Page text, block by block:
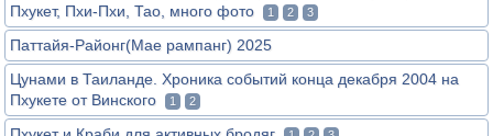
Пхукет, Пхи-Пхи, Тао, много фото
1 2 3
Паттайя-Районг(Мае рампанг) 2025
Цунами в Таиланде. Хроника событий конца декабря 2004 на
Пхукете от Винского
1 2